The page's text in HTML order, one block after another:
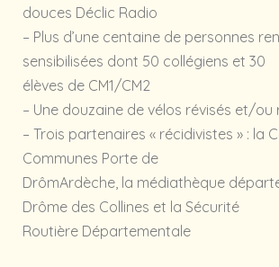
douces Déclic Radio
– Plus d’une centaine de personnes
sensibilisées dont 50 collégiens et 30
élèves de CM1/CM2
– Une douzaine de vélos révisés et/ou
– Trois partenaires « récidivistes » : la
Communes Porte de
DrômArdèche, la médiathèque
Drôme des Collines et la Sécurité
Routière Départementale